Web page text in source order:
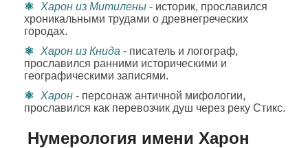
Харон из Митилены - историк, прославился
хроникальными трудами о древнегреческих
городах.
Харон из Книда - писатель и логограф,
прославился ранними историческими и
географическими записями.
Харон - персонаж античной мифологии,
прославился как перевозчик душ через реку Стикс.
Нумерология имени Харон